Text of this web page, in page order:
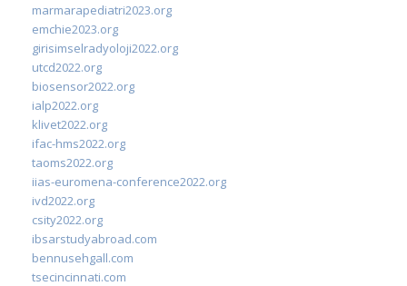
marmarapediatri2023.org
emchie2023.org
girisimselradyoloji2022.org
utcd2022.org
biosensor2022.org
ialp2022.org
klivet2022.org
ifac-hms2022.org
taoms2022.org
iias-euromena-conference2022.org
ivd2022.org
csity2022.org
ibsarstudyabroad.com
bennusehgall.com
tsecincinnati.com